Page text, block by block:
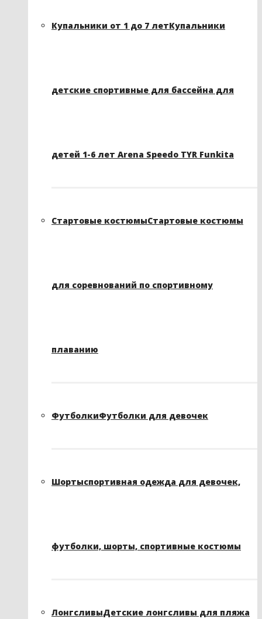
Купальники от 1 до 7 летКупальники
детские спортивные для бассейна для
детей 1-6 лет Arena Speedo TYR Funkita
Стартовые костюмыСтартовые костюмы
для соревнований по спортивному
плаванию
ФутболкиФутболки для девочек
Шортыспортивная одежда для девочек,
футболки, шорты, спортивные костюмы
ЛонгсливыДетские лонгсливы для пляжа